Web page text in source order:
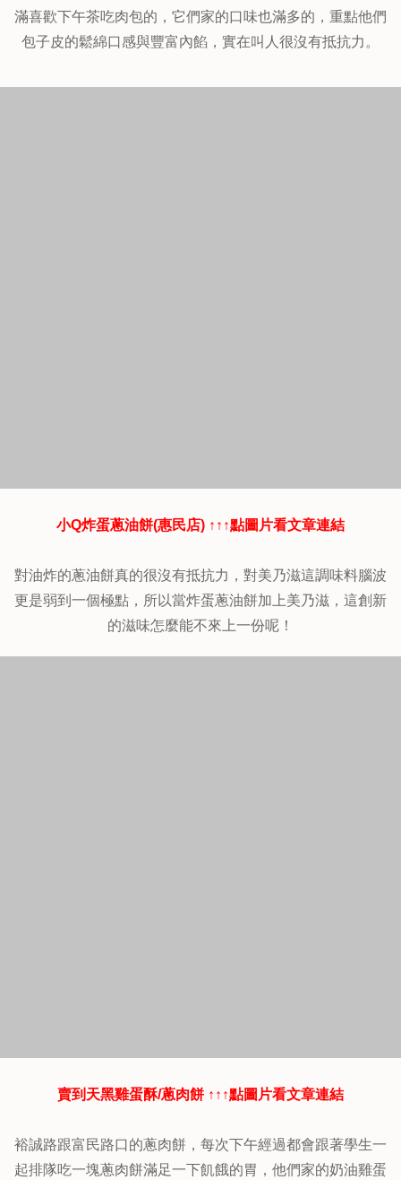
滿喜歡下午茶吃肉包的，它們家的口味也滿多的，重點他們
包子皮的鬆綿口感與豐富內餡，實在叫人很沒有抵抗力。
小Q炸蛋蔥油餅(惠民店) ↑↑↑點圖片看文章連結
對油炸的蔥油餅真的很沒有抵抗力，對美乃滋這調味料腦波
更是弱到一個極點，所以當炸蛋蔥油餅加上美乃滋，這創新
的滋味怎麼能不來上一份呢！
賣到天黑雞蛋酥/蔥肉餅 ↑↑↑點圖片看文章連結
裕誠路跟富民路口的蔥肉餅，每次下午經過都會跟著學生一
起排隊吃一塊蔥肉餅滿足一下飢餓的胃，他們家的奶油雞蛋